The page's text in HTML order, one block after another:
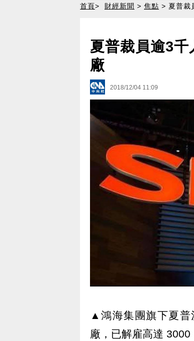
首頁> 財經新聞 > 焦點 > 夏普裁
夏普裁員逾3
廠
2018/12/04 11:09
▲鴻海集團旗下夏普
廠，已解雇高達 3000